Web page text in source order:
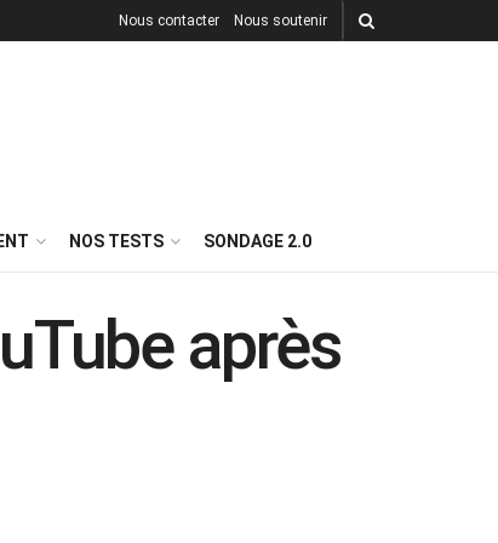
Nous contacter Nous soutenir
NOS TESTS SONDAGE 2.0
après